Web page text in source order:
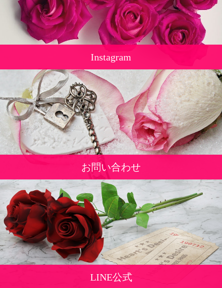
Instagram
お問い合わせ
LINE公式